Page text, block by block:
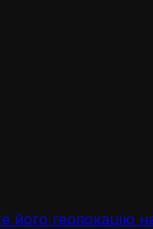
геолокацію на